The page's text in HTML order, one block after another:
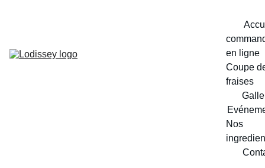
en ligne
Coupe
fraises
Nos